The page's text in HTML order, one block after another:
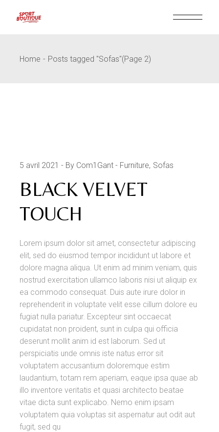
Home Posts tagged "Sofas"(Page 2)
5 avril 2021 By Com1Gant Furniture Sofas
BLACK VELVET
TOUCH
Lorem ipsum dolor sit amet, consectetur adipiscing
elit, sed do eiusmod tempor incididunt ut labore et
dolore magna aliqua. Ut enim ad minim veniam, quis
nostrud exercitation ullamco laboris nisi ut aliquip ex
ea commodo consequat. Duis aute irure dolor in
reprehenderit in voluptate velit esse cillum dolore eu
fugiat nulla pariatur. Excepteur sint occaecat
cupidatat non proident, sunt in culpa qui officia
deserunt mollit anim id est laborum. Sed ut
perspiciatis unde omnis iste natus error sit
voluptatem accusantium doloremque estim
laudantium, totam rem aperiam, eaque ipsa quae ab
illo inventore veritatis et quasi architecto beatae
vitae dicta sunt explicabo. Nemo enim ipsam
voluptatem quia voluptas sit aspernatur aut odit aut
fugit, sed qu